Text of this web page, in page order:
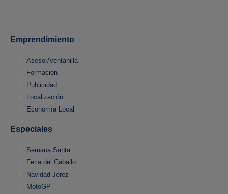
Emprendimiento
Asesor/Ventanilla
Formación
Publicidad
Localización
Economía Local
Especiales
Semana Santa
Feria del Caballo
Navidad Jerez
MotoGP